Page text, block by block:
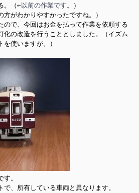
。（←以前の作業です。
）
方がわかりやすかったですね。）
ので、今回はお金を払って作業を依頼する
化の改造を行うこととしました。（イズム
使いますが。）
。
、所有している車両と異なります。